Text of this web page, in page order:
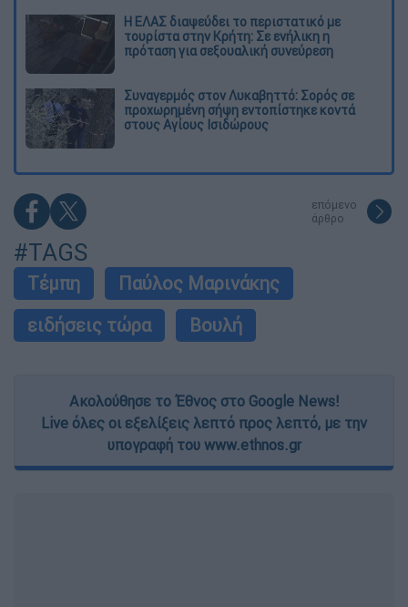
Η ΕΛΑΣ διαψεύδει το περιστατικό με
τουρίστα στην Κρήτη: Σε ενήλικη η
πρόταση για σεξουαλική συνεύρεση
Συναγερμός στον Λυκαβηττό: Σορός σε
προχωρημένη σήψη εντοπίστηκε κοντά
στους Αγίους Ισιδώρους
επόμενο
άρθρο
#TAGS
Τέμπη
Παύλος Μαρινάκης
ειδήσεις τώρα
Βουλή
Ακολούθησε το Έθνος στο Google News!
Live όλες οι εξελίξεις λεπτό προς λεπτό, με την
υπογραφή του www.ethnos.gr